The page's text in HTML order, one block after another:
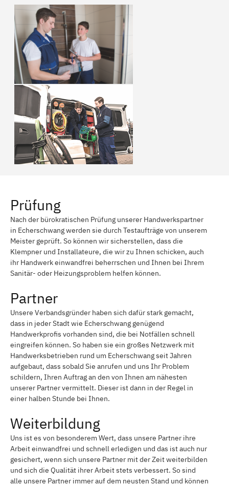
Prüfung
Nach der bürokratischen Prüfung unserer Handwerkspartner
in Echerschwang werden sie durch Testaufträge von unserem
Meister geprüft. So können wir sicherstellen, dass die
Klempner und Installateure, die wir zu Ihnen schicken, auch
ihr Handwerk einwandfrei beherrschen und Ihnen bei Ihrem
Sanitär- oder Heizungsproblem helfen können.
Partner
Unsere Verbandsgründer haben sich dafür stark gemacht,
dass in jeder Stadt wie Echerschwang genügend
Handwerkprofis vorhanden sind, die bei Notfällen schnell
eingreifen können. So haben sie ein großes Netzwerk mit
Handwerksbetrieben rund um Echerschwang seit Jahren
aufgebaut, dass sobald Sie anrufen und uns Ihr Problem
schildern, Ihren Auftrag an den von Ihnen am nähesten
unserer Partner vermittelt. Dieser ist dann in der Regel in
einer halben Stunde bei Ihnen.
Weiterbildung
Uns ist es von besonderem Wert, dass unsere Partner ihre
Arbeit einwandfrei und schnell erledigen und das ist auch nur
gesichert, wenn sich unsere Partner mit der Zeit weiterbilden
und sich die Qualität ihrer Arbeit stets verbessert. So sind
alle unsere Partner immer auf dem neusten Stand und können